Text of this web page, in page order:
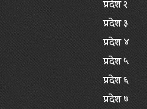
प्रदेश २
प्रदेश ३
प्रदेश ४
प्रदेश ५
प्रदेश ६
प्रदेश ७